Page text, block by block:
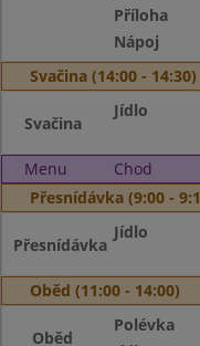
Příloha
Nápoj
Svačina (14:00 - 14:30)
Svačina
Jídlo
Menu Chod
Přesnídávka (9:00 -
Přesnídávka
Jídlo
Oběd (11:00 - 14:00)
Oběd
Polévka